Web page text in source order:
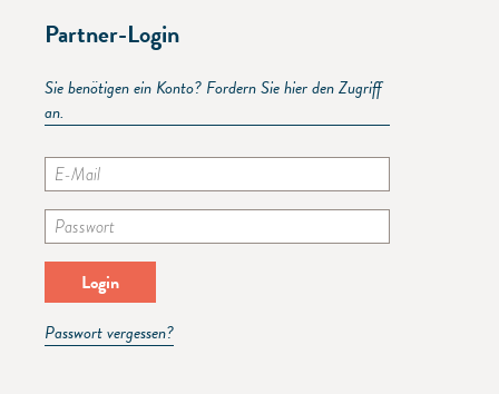
Partner-Login
Sie benötigen ein Konto? Fordern Sie hier den Zugriff
an.
Passwort vergessen?